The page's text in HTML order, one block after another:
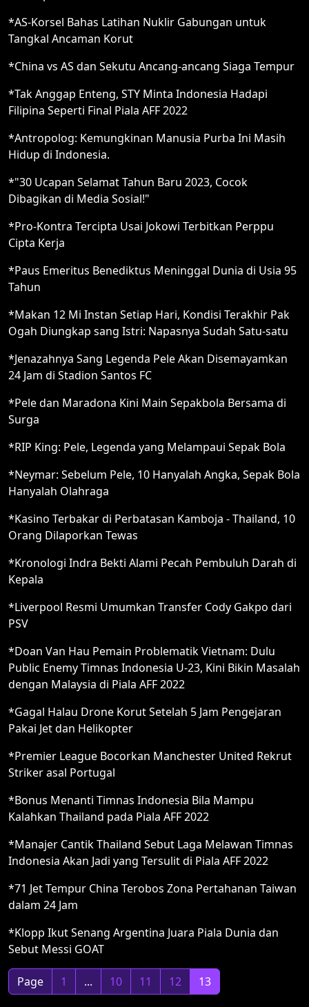
*AS-Korsel Bahas Latihan Nuklir Gabungan untuk
Tangkal Ancaman Korut
*China vs AS dan Sekutu Ancang-ancang Siaga Tempur
*Tak Anggap Enteng, STY Minta Indonesia Hadapi
Filipina Seperti Final Piala AFF 2022
*Antropolog: Kemungkinan Manusia Purba Ini Masih
Hidup di Indonesia.
*"30 Ucapan Selamat Tahun Baru 2023, Cocok
Dibagikan di Media Sosial!"
*Pro-Kontra Tercipta Usai Jokowi Terbitkan Perppu
Cipta Kerja
*Paus Emeritus Benediktus Meninggal Dunia di Usia 95
Tahun
*Makan 12 Mi Instan Setiap Hari, Kondisi Terakhir Pak
Ogah Diungkap sang Istri: Napasnya Sudah Satu-satu
*Jenazahnya Sang Legenda Pele Akan Disemayamkan
24 Jam di Stadion Santos FC
*Pele dan Maradona Kini Main Sepakbola Bersama di
Surga
*RIP King: Pele, Legenda yang Melampaui Sepak Bola
*Neymar: Sebelum Pele, 10 Hanyalah Angka, Sepak Bola
Hanyalah Olahraga
*Kasino Terbakar di Perbatasan Kamboja - Thailand, 10
Orang Dilaporkan Tewas
*Kronologi Indra Bekti Alami Pecah Pembuluh Darah di
Kepala
*Liverpool Resmi Umumkan Transfer Cody Gakpo dari
PSV
*Doan Van Hau Pemain Problematik Vietnam: Dulu
Public Enemy Timnas Indonesia U-23, Kini Bikin Masalah
dengan Malaysia di Piala AFF 2022
*Gagal Halau Drone Korut Setelah 5 Jam Pengejaran
Pakai Jet dan Helikopter
*Premier League Bocorkan Manchester United Rekrut
Striker asal Portugal
*Bonus Menanti Timnas Indonesia Bila Mampu
Kalahkan Thailand pada Piala AFF 2022
*Manajer Cantik Thailand Sebut Laga Melawan Timnas
Indonesia Akan Jadi yang Tersulit di Piala AFF 2022
*71 Jet Tempur China Terobos Zona Pertahanan Taiwan
dalam 24 Jam
*Klopp Ikut Senang Argentina Juara Piala Dunia dan
Sebut Messi GOAT
Page 1 ... 10 11 12 13